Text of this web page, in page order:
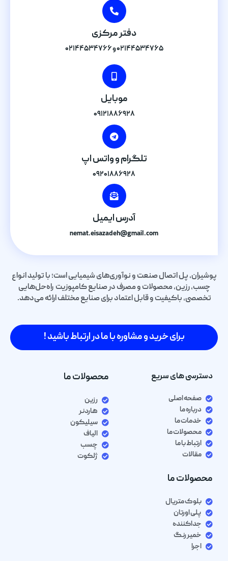
دفتر مرکزی
۰۲۱۴۴۵۳۴۷۶۵ و ۰۲۱۴۴۵۳۴۷۶۶
موبایل
۰۹۱۲۱۸۸۶۹۲۸
تلگرام و واتس اپ
۰۹۲۰۱۸۸۶۹۲۸
آدرس ایمیل
nemat.eisazadeh@gmail.com
پوشیران، پل اتصال صنعت و نوآوری‌های شیمیایی است؛ با تولید انواع
چسب، رزین، محصولات و مصرف در صنایع کامپوزیت راه‌حل‌هایی
تخصصی، باکیفیت و قابل اعتماد برای صنایع مختلف ارائه می‌دهد.
برای خرید و مشاوره با ما در ارتباط باشید !
دسترسی های سریع
صفحه اصلی
درباره ما
خدمات ما
محصولات ما
ارتباط با ما
مقالات
محصولات ما
رزین
هاردنر
سیلیکون
الیاف
چسب
ژلکوت
محصولات ما
بلوک متریال
پلی اورتان
جداکننده
خمیر رنگ
اجرا